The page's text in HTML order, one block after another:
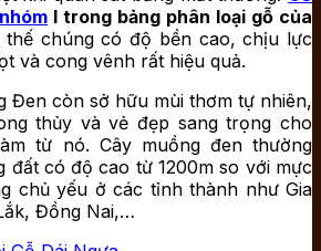
I trong bảng phân loại gỗ của
chúng có độ bền cao, chịu lực
và cong vênh rất hiệu quả.
Đen còn sở hữu mùi thơm tự nhiên,
thủy và vẻ đẹp sang trọng cho
từ nó. Cây muồng đen thường
đất có độ cao từ 1200m so với mực
chủ yếu ở các tỉnh thành như Gia
Đồng Nai,…